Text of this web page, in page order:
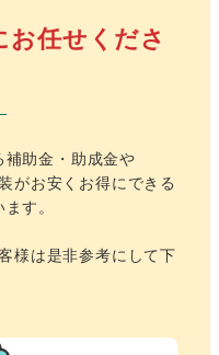
お任せくださ
助金・助成金や
がお安くお得にできる
す。
様は是非参考にして下